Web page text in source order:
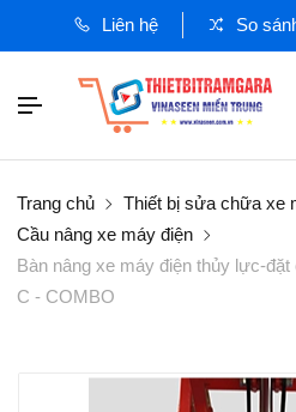
Liên hệ So
Trang chủ Thiết bị sửa chữa xe
Cầu nâng xe máy điện
Bàn nâng xe máy điện thủy lực-
C - COMBO